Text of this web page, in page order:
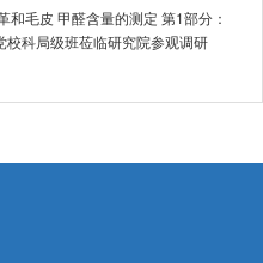
毛皮 甲醛含量的测定 第1部分：
科局级班莅临研究院参观调研